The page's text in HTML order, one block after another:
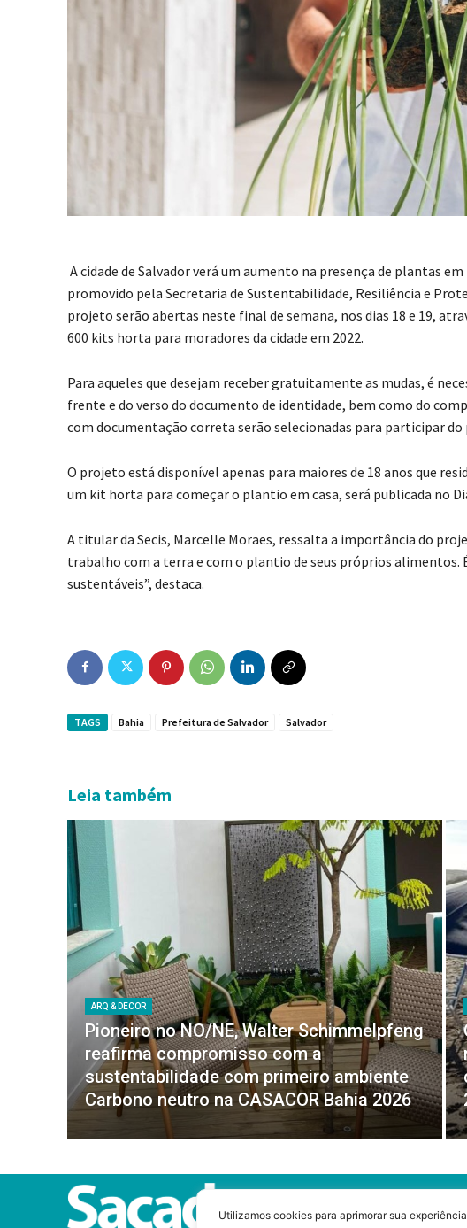
Utilizamos cookies para aprimorar sua
A cidade de Salvador verá um aumento na presença de plantas
promovido pela Secretaria de Sustentabilidade, Resiliência e
projeto serão abertas neste final de semana, nos dias 18 e 19,
600 kits horta para moradores da cidade em 2022.
Para aqueles que desejam receber gratuitamente as mudas, é
frente e do verso do documento de identidade, bem como do
com documentação correta serão selecionadas para participar
O projeto está disponível apenas para maiores de 18 anos que
um kit horta para começar o plantio em casa, será publicada no
A titular da Secis, Marcelle Moraes, ressalta a importância do
trabalho com a terra e com o plantio de seus próprios alimentos.
sustentáveis”, destaca.
TAGS Bahia Prefeitura de Salvador Salvador
Leia também
ARQ & DECOR
Pioneiro no NO/NE, Walter Schimmelpfeng
reafirma compromisso com a
sustentabilidade com primeiro ambiente
Carbono neutro na CASACOR Bahia 2026